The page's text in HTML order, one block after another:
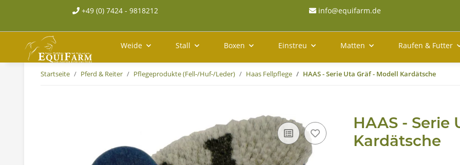
+49 (0) 7424 - 9818212 info@equifarm.de
Weide Stall Boxen Einstreu Matten Raufen & Futter
Startseite Pferd & Reiter Pflegeprodukte (Fell-/Huf-/Leder) Haas Fellpflege HAAS - Serie Uta Gräf - Modell Kardätsche
HAAS - Serie
Kardätsche